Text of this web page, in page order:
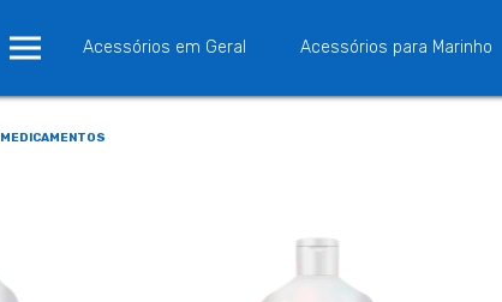
Acessórios em Geral Acessórios para Marinho
MEDICAMENTOS